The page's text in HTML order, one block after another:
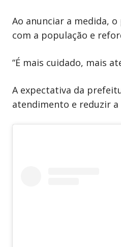
Ao anunciar a medida,
com a população e
“É mais cuidado, mais
A expectativa da
atendimento e reduzir a